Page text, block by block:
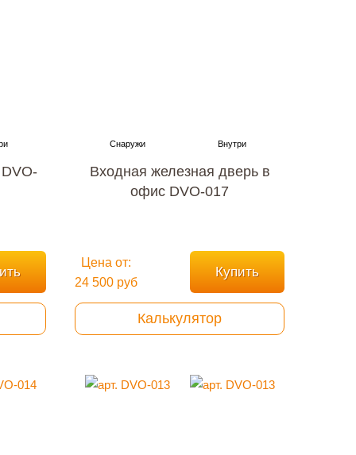
Входная железная дверь в
офис DVO-017
Цена от:
24 500 руб
Купить
Калькулятор